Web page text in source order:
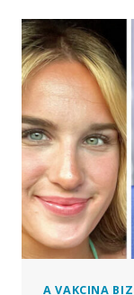
MI
5G
A VAKCINA